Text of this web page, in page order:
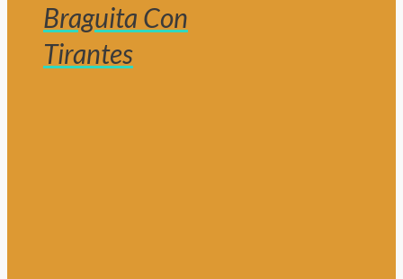
Braguita Con
Tirantes